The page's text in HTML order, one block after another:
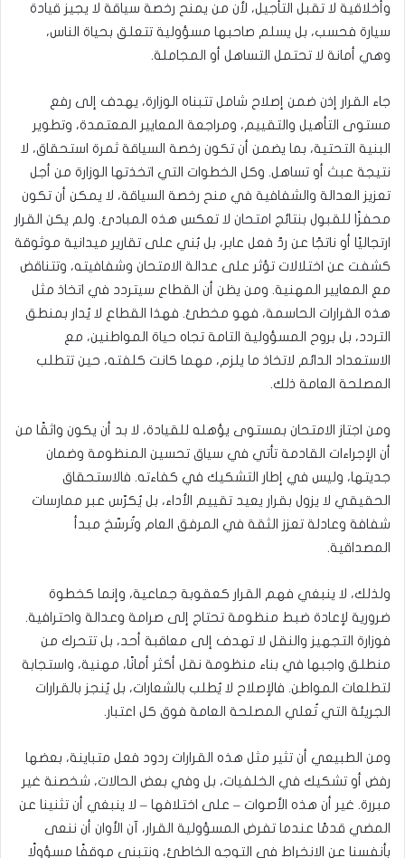
وأخلاقية لا تقبل التأجيل، لأن من يمنح رخصة سياقة لا يجيز قيادة
سيارة فحسب، بل يسلم صاحبها مسؤولية تتعلق بحياة الناس،
وهي أمانة لا تحتمل التساهل أو المجاملة.
جاء القرار إذن ضمن إصلاح شامل تتبناه الوزارة، يهدف إلى رفع
مستوى التأهيل والتقييم، ومراجعة المعايير المعتمدة، وتطوير
البنية التحتية، بما يضمن أن تكون رخصة السياقة ثمرة استحقاق، لا
نتيجة عبث أو تساهل. وكل الخطوات التي اتخذتها الوزارة من أجل
تعزيز العدالة والشفافية في منح رخصة السياقة، لا يمكن أن تكون
محفزًا للقبول بنتائج امتحان لا تعكس هذه المبادئ. ولم يكن القرار
ارتجاليًا أو ناتجًا عن ردّ فعل عابر، بل بُني على تقارير ميدانية موثوقة
كشفت عن اختلالات تؤثر على عدالة الامتحان وشفافيته، وتتناقض
مع المعايير المهنية. ومن يظن أن القطاع سيتردد في اتخاذ مثل
هذه القرارات الحاسمة، فهو مخطئ. فهذا القطاع لا يُدار بمنطق
التردد، بل بروح المسؤولية التامة تجاه حياة المواطنين، مع
الاستعداد الدائم لاتخاذ ما يلزم، مهما كانت كلفته، حين تتطلب
المصلحة العامة ذلك.
ومن اجتاز الامتحان بمستوى يؤهله للقيادة، لا بد أن يكون واثقًا من
أن الإجراءات القادمة تأتي في سياق تحسين المنظومة وضمان
جديتها، وليس في إطار التشكيك في كفاءته. فالاستحقاق
الحقيقي لا يزول بقرار يعيد تقييم الأداء، بل يُكرّس عبر ممارسات
شفافة وعادلة تعزز الثقة في المرفق العام وتُرسّخ مبدأ
المصداقية.
ولذلك، لا ينبغي فهم القرار كعقوبة جماعية، وإنما كخطوة
ضرورية لإعادة ضبط منظومة تحتاج إلى صرامة وعدالة واحترافية.
فوزارة التجهيز والنقل لا تهدف إلى معاقبة أحد، بل تتحرك من
منطلق واجبها في بناء منظومة نقل أكثر أمانًا، مهنية، واستجابة
لتطلعات المواطن. فالإصلاح لا يُطلب بالشعارات، بل يُنجز بالقرارات
الجريئة التي تُعلي المصلحة العامة فوق كل اعتبار.
ومن الطبيعي أن تثير مثل هذه القرارات ردود فعل متباينة، بعضها
رفض أو تشكيك في الخلفيات، بل وفي بعض الحالات، شخصنة غير
مبررة. غير أن هذه الأصوات – على اختلافها – لا ينبغي أن تثنينا عن
المضي قدمًا عندما تفرض المسؤولية القرار، آن الأوان أن ننعى
بأنفسنا عن الانخراط في التوجه الخاطئ، ونتبنى موقفًا مسؤولًا